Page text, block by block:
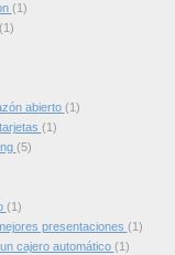
(1)
(1)
abierto (1)
(1)
(5)
(1)
presentaciones (1)
cajero automático (1)